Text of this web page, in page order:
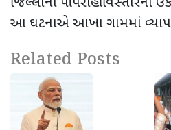
આ ઘટનાએ આખા ગામમાં
Related Posts